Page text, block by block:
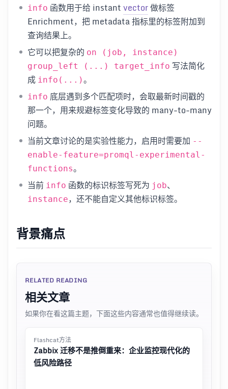
info 函数用于给 instantvector做标签
Enrichment，把 metadata 指标里的标签附加到
查询结果上。
它可以把复杂的 on (job, instance)
group_left (...) target_info 写法简化
成 info(...)。
info 底层遇到多个匹配项时，会取最新时间戳的
那一个，用来规避标签变化导致的 many-to-many
问题。
当前文章讨论的是实验性能力，启用时需要加 --
enable-feature=promql-experimental-
functions。
当前 info 函数的标识标签写死为 job、
instance，还不能自定义其他标识标签。
背景痛点
RELATED READING
相关文章
如果你在看这篇主题，下面这些内容通常也值得继续读。
Flashcat方法
Zabbix 迁移不是推倒重来：企业监控现代化的
低风险路径